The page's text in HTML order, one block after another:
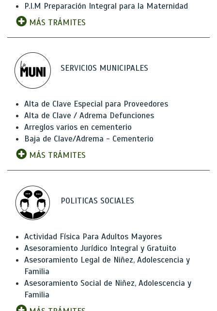
P.I.M Preparación Integral para la Maternidad
MÁS TRÁMITES
SERVICIOS MUNICIPALES
Alta de Clave Especial para Proveedores
Alta de Clave / Adrema Defunciones
Arreglos varios en cementerio
Baja de Clave/Adrema - Cementerio
MÁS TRÁMITES
POLITICAS SOCIALES
Actividad Física Para Adultos Mayores
Asesoramiento Jurídico Integral y Gratuito
Asesoramiento Legal de Niñez, Adolescencia y
Familia
Asesoramiento Social de Niñez, Adolescencia y
Familia